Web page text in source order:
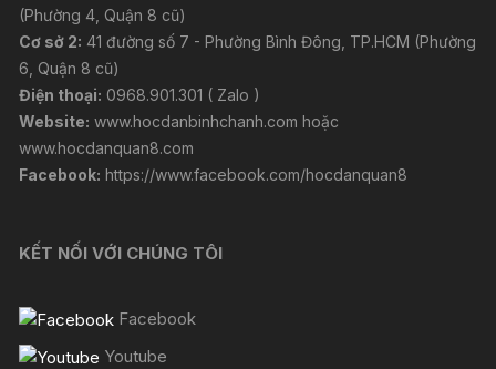
(Phường 4, Quận 8 cũ)
Cơ sở 2: 41 đường số 7 - Phường Bình Đông, TP.HCM (Phường
6, Quận 8 cũ)
Điện thoại: 0968.901.301 ( Zalo )
Website: www.hocdanbinhchanh.com hoặc
www.hocdanquan8.com
Facebook: https://www.facebook.com/hocdanquan8
KẾT NỐI VỚI CHÚNG TÔI
Facebook
Youtube